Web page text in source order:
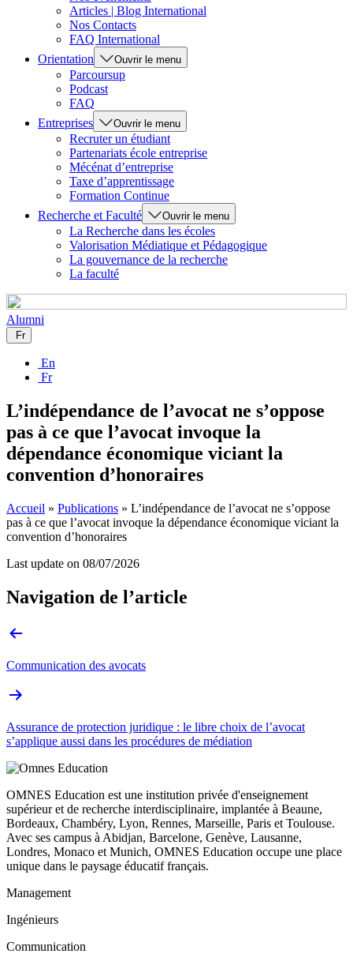
Articles | Blog International
Nos Contacts
FAQ International
Orientation
Ouvrir le menu
Parcoursup
Podcast
FAQ
Entreprises
Ouvrir le menu
Recruter un étudiant
Partenariats école entreprise
Mécénat d’entreprise
Taxe d’apprentissage
Formation Continue
Recherche et Faculté
Ouvrir le menu
La Recherche dans les écoles
Valorisation Médiatique et Pédagogique
La gouvernance de la recherche
La faculté
Alumni
Fr
En
Fr
L’indépendance de l’avocat ne s’oppose
pas à ce que l’avocat invoque la
dépendance économique viciant la
convention d’honoraires
Accueil » Publications » L’indépendance de l’avocat ne s’oppose
pas à ce que l’avocat invoque la dépendance économique viciant la
convention d’honoraires
Last update on 08/07/2026
Navigation de l’article
Communication des avocats
Assurance de protection juridique : le libre choix de l’avocat
s’applique aussi dans les procédures de médiation
OMNES Education est une institution privée d'enseignement
supérieur et de recherche interdisciplinaire, implantée à Beaune,
Bordeaux, Chambéry, Lyon, Rennes, Marseille, Paris et Toulouse.
Avec ses campus à Abidjan, Barcelone, Genève, Lausanne,
Londres, Monaco et Munich, OMNES Education occupe une place
unique dans le paysage éducatif français.
Management
Ingénieurs
Communication